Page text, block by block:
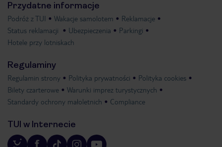
Przydatne informacje
Podróż z TUI Wakacje samolotem
Reklamacje
Status reklamacji
Ubezpieczenia
Parkingi
Hotele przy lotniskach
Regulaminy
Regulamin strony Polityka prywatności
Polityka cookies
Bilety czarterowe
Warunki imprez turystycznych
Standardy ochrony małoletnich
Compliance
TUI w Internecie